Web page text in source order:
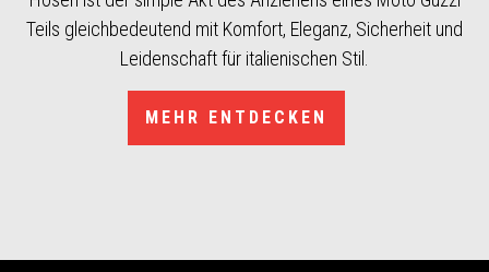
Teils gleichbedeutend mit Komfort, Eleganz, Sicherheit und
Leidenschaft für italienischen Stil.
MEHR ENTDECKEN